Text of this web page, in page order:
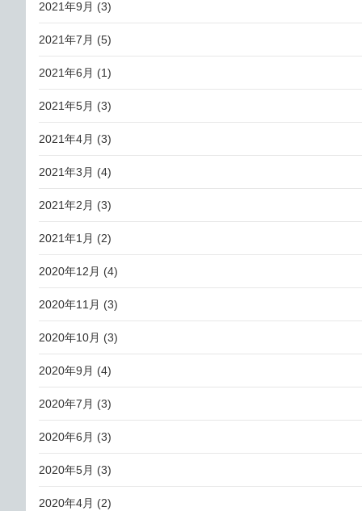
2021年9月 (3)
2021年7月 (5)
2021年6月 (1)
2021年5月 (3)
2021年4月 (3)
2021年3月 (4)
2021年2月 (3)
2021年1月 (2)
2020年12月 (4)
2020年11月 (3)
2020年10月 (3)
2020年9月 (4)
2020年7月 (3)
2020年6月 (3)
2020年5月 (3)
2020年4月 (2)